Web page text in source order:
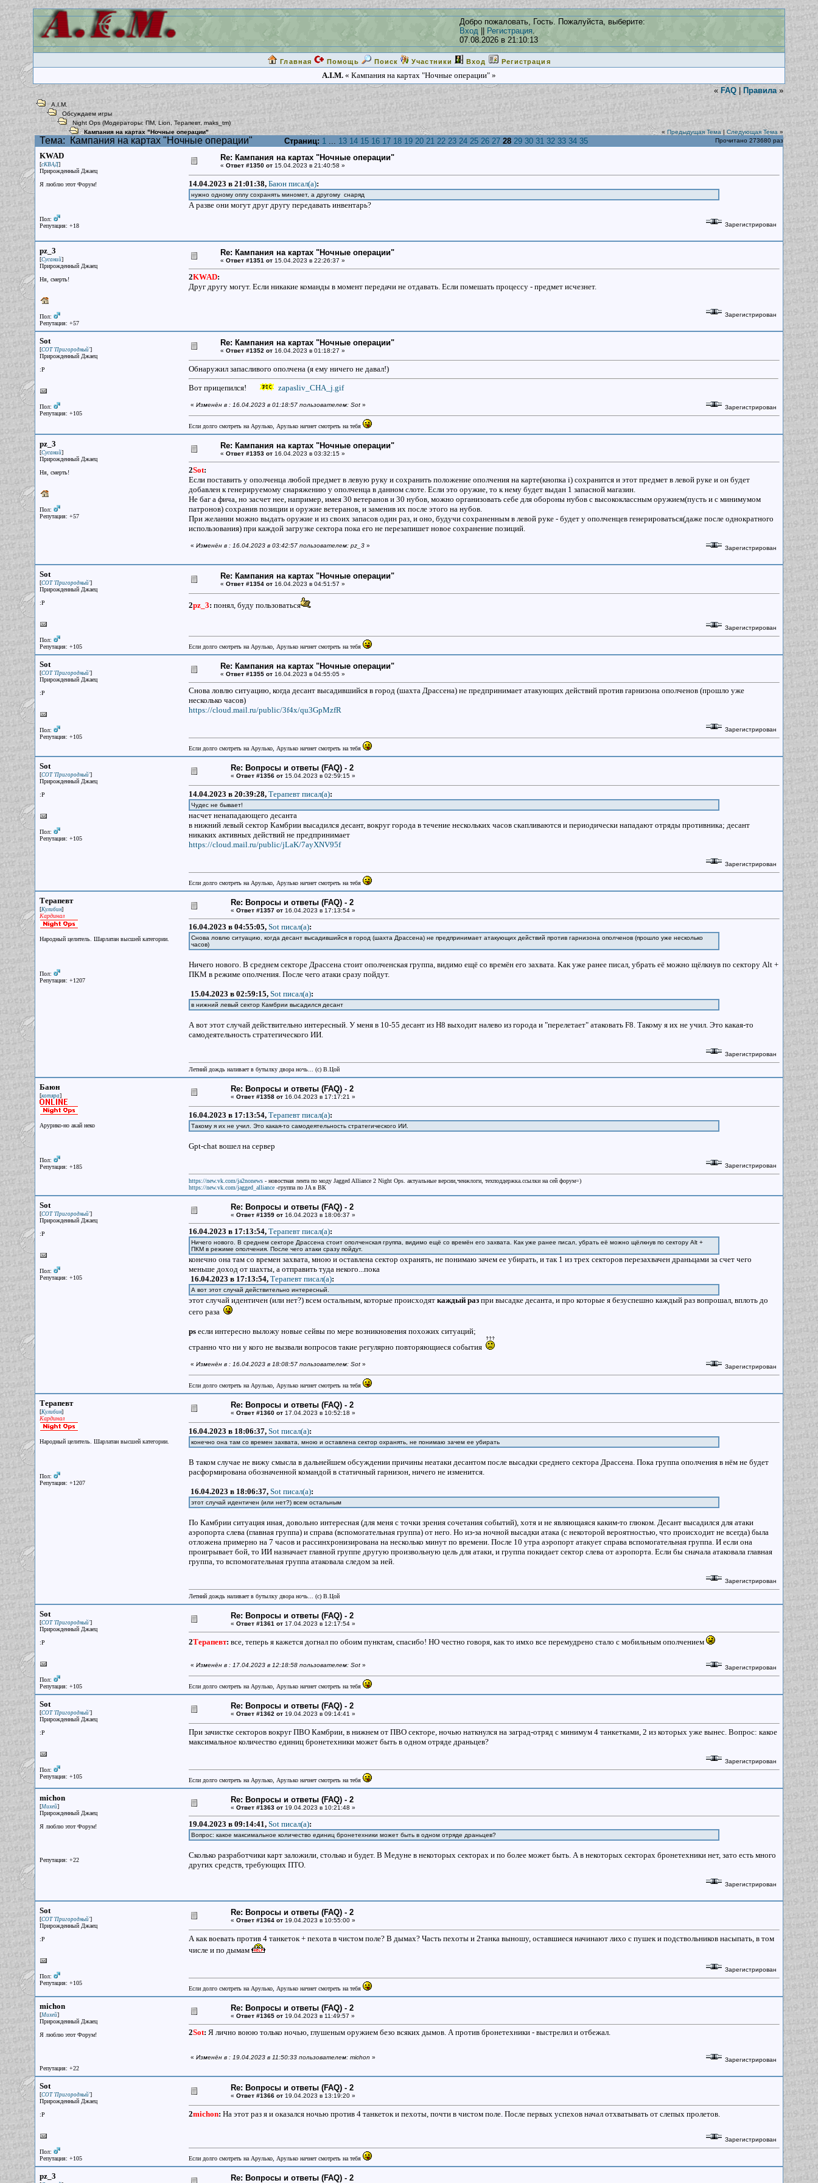
Добро пожаловать, Гость. Пожалуйста, выберите:
Вход
Регистрация.
07.08.2026 в 21:10:13
Главная Помощь Поиск Участники Вход Регистрация
A.I.M. « Кампания на картах "Ночные операции" »
« FAQ | Правила »
A.I.M.
Обсуждаем игры
Night Ops (Модераторы:ПМ Lion Терапевт, maks_tm)
Кампания на картах "Ночные операции"
« Предыдущая Тема | Следующая Тема »
Тема: Кампания на картах "Ночные операции" Страниц: 1 ... 13 14 15 16 17 18 19 20 21 22 23 24 25 26 27 28 29 30 31 32 33 34 35 Прочитано 273680 раз
KWAD
[сКВАД]
Прирожденный Джаец
Я люблю этот Форум!
Пол:
Репутация: +18
Re: Кампания на картах "Ночные операции"
« Ответ #1350 от 15.04.2023 в 21:40:58 »
14.04.2023 в 21:01:38, Баюн писал(a):
нужно одному оплу сохранять миномет, а другому снаряд
А разве они могут друг другу передавать инвентарь?
Зарегистрирован
pz_3
[Сусаний]
Прирожденный Джаец
Ня, смерть!
Пол:
Репутация: +57
Re: Кампания на картах "Ночные операции"
« Ответ #1351 от 15.04.2023 в 22:26:37 »
2KWAD:
Друг другу могут. Если никакие команды в момент передачи не отдавать. Если помешать процессу - предмет исчезнет.
Зарегистрирован
Sot
[СОТ 'Пригородный']
Прирожденный Джаец
:P
Пол:
Репутация: +105
Re: Кампания на картах "Ночные операции"
« Ответ #1352 от 16.04.2023 в 01:18:27 »
Обнаружил запасливого ополчена (я ему ничего не давал!)
Вот прицепился! zapasliv_CHA_j.gif
« Изменён в : 16.04.2023 в 01:18:57 пользователем: Sot » Зарегистрирован
Если долго смотреть на Арулько, Арулько начнет смотреть на тебя
pz_3
[Сусаний]
Прирожденный Джаец
Ня, смерть!
Пол:
Репутация: +57
Re: Кампания на картах "Ночные операции"
« Ответ #1353 от 16.04.2023 в 03:32:15 »
2Sot:
Если поставить у ополченца любой предмет в левую руку и сохранить положение ополчения на карте(кнопка i) сохранится и этот предмет в левой руке и он будет
добавлен к генерируемому снаряжению у ополченца в данном слоте. Если это оружие, то к нему будет выдан 1 запасной магазин.
Не баг а фича, но засчет нее, например, имея 30 ветеранов и 30 нубов, можно организовать себе для обороны нубов с высококлассным оружием(пусть и с минимумом
патронов) сохранив позиции и оружие ветеранов, и заменив их после этого на нубов.
При желании можно выдать оружие и из своих запасов один раз, и оно, будучи сохраненным в левой руке - будет у ополченцев генерироваться(даже после однократного
использования) при каждой загрузке сектора пока его не перезапишет новое сохранение позиций.
« Изменён в : 16.04.2023 в 03:42:57 пользователем: pz_3 » Зарегистрирован
Sot
[СОТ 'Пригородный']
Прирожденный Джаец
:P
Пол:
Репутация: +105
Re: Кампания на картах "Ночные операции"
« Ответ #1354 от 16.04.2023 в 04:51:57 »
2pz_3: понял, буду пользоваться
Зарегистрирован
Если долго смотреть на Арулько, Арулько начнет смотреть на тебя
Sot
[СОТ 'Пригородный']
Прирожденный Джаец
:P
Пол:
Репутация: +105
Re: Кампания на картах "Ночные операции"
« Ответ #1355 от 16.04.2023 в 04:55:05 »
Снова ловлю ситуацию, когда десант высадившийся в город (шахта Драссена) не предпринимает атакующих действий против гарнизона ополченов (прошло уже
несколько часов)
https://cloud.mail.ru/public/3f4x/qu3GpMzfR
Зарегистрирован
Если долго смотреть на Арулько, Арулько начнет смотреть на тебя
Sot
[СОТ 'Пригородный']
Прирожденный Джаец
:P
Пол:
Репутация: +105
Re: Вопросы и ответы (FAQ) - 2
« Ответ #1356 от 15.04.2023 в 02:59:15 »
14.04.2023 в 20:39:28, Терапевт писал(a):
Чудес не бывает!
насчет ненападающего десанта
в нижний левый сектор Камбрии высадился десант, вокруг города в течение нескольких часов скапливаются и периодически нападают отряды противника; десант
никаких активных действий не предпринимает
https://cloud.mail.ru/public/jLaK/7ayXNV95f
Зарегистрирован
Если долго смотреть на Арулько, Арулько начнет смотреть на тебя
Терапевт
[Кулибин]
Кардинал
Народный целитель. Шарлатан высшей категории.
Пол:
Репутация: +1207
Re: Вопросы и ответы (FAQ) - 2
« Ответ #1357 от 16.04.2023 в 17:13:54 »
16.04.2023 в 04:55:05, Sot писал(a):
Снова ловлю ситуацию, когда десант высадившийся в город (шахта Драссена) не предпринимает атакующих действий против гарнизона ополченов (прошло уже несколько
часов)
Ничего нового. В среднем секторе Драссена стоит ополченская группа, видимо ещё со времён его захвата. Как уже ранее писал, убрать её можно щёлкнув по сектору Alt +
ПКМ в режиме ополчения. После чего атаки сразу пойдут.
15.04.2023 в 02:59:15, Sot писал(a):
в нижний левый сектор Камбрии высадился десант
А вот этот случай действительно интересный. У меня в 10-55 десант из H8 выходит налево из города и "перелетает" атаковать F8. Такому я их не учил. Это какая-то
самодеятельность стратегического ИИ.
Зарегистрирован
Летний дождь наливает в бутылку двора ночь... (с) В.Цой
Баюн
[котяра]
Арурико-но акай неко
Пол:
Репутация: +185
Re: Вопросы и ответы (FAQ) - 2
« Ответ #1358 от 16.04.2023 в 17:17:21 »
16.04.2023 в 17:13:54, Терапевт писал(a):
Такому я их не учил. Это какая-то самодеятельность стратегического ИИ.
Gpt-chat вошел на сервер
Зарегистрирован
https://new.vk.com/ja2nonews - новостная лента по моду Jagged Alliance 2 Night Ops. актуальные версии,ченжлоги, техподдержка.ссылки на сей форум=)
https://new.vk.com/jagged_alliance -группа по JA в ВК
Sot
[СОТ 'Пригородный']
Прирожденный Джаец
:P
Пол:
Репутация: +105
Re: Вопросы и ответы (FAQ) - 2
« Ответ #1359 от 16.04.2023 в 18:06:37 »
16.04.2023 в 17:13:54, Терапевт писал(a):
Ничего нового. В среднем секторе Драссена стоит ополченская группа, видимо ещё со времён его захвата. Как уже ранее писал, убрать её можно щёлкнув по сектору Alt +
ПКМ в режиме ополчения. После чего атаки сразу пойдут.
конечно она там со времен захвата, мною и оставлена сектор охранять, не понимаю зачем ее убирать, и так 1 из трех секторов перезахвачен драньцами за счет чего
меньше доход от шахты, а отправить туда некого...пока
16.04.2023 в 17:13:54, Терапевт писал(a):
А вот этот случай действительно интересный.
этот случай идентичен (или нет?) всем остальным, которые происходят каждый раз при высадке десанта, и про которые я безуспешно каждый раз вопрошал, вплоть до
сего раза
ps если интересно выложу новые сейвы по мере возникновения похожих ситуаций;
странно что ни у кого не вызвали вопросов такие регулярно повторяющиеся события
« Изменён в : 16.04.2023 в 18:08:57 пользователем: Sot » Зарегистрирован
Если долго смотреть на Арулько, Арулько начнет смотреть на тебя
Терапевт
[Кулибин]
Кардинал
Народный целитель. Шарлатан высшей категории.
Пол:
Репутация: +1207
Re: Вопросы и ответы (FAQ) - 2
« Ответ #1360 от 17.04.2023 в 10:52:18 »
16.04.2023 в 18:06:37, Sot писал(a):
конечно она там со времен захвата, мною и оставлена сектор охранять, не понимаю зачем ее убирать
В таком случае не вижу смысла в дальнейшем обсуждении причины неатаки десантом после высадки среднего сектора Драссена. Пока группа ополчения в нём не будет
расформирована обозначенной командой в статичный гарнизон, ничего не изменится.
16.04.2023 в 18:06:37, Sot писал(a):
этот случай идентичен (или нет?) всем остальным
По Камбрии ситуация иная, довольно интересная (для меня с точки зрения сочетания событий), хотя и не являющаяся каким-то глюком. Десант высадился для атаки
аэропорта слева (главная группа) и справа (вспомогательная группа) от него. Но из-за ночной высадки атака (с некоторой вероятностью, что происходит не всегда) была
отложена примерно на 7 часов и рассинхронизирована на несколько минут по времени. После 10 утра аэропорт атакует справа вспомогательная группа. И если она
проигрывает бой, то ИИ назначает главной группе другую произвольную цель для атаки, и группа покидает сектор слева от аэропорта. Если бы сначала атаковала главная
группа, то вспомогательная группа атаковала следом за ней.
Зарегистрирован
Летний дождь наливает в бутылку двора ночь... (с) В.Цой
Sot
[СОТ 'Пригородный']
Прирожденный Джаец
:P
Пол:
Репутация: +105
Re: Вопросы и ответы (FAQ) - 2
« Ответ #1361 от 17.04.2023 в 12:17:54 »
2Терапевт: все, теперь я кажется догнал по обоим пунктам, спасибо! НО честно говоря, как то имхо все перемудрено стало с мобильным ополчением
« Изменён в : 17.04.2023 в 12:18:58 пользователем: Sot » Зарегистрирован
Если долго смотреть на Арулько, Арулько начнет смотреть на тебя
Sot
[СОТ 'Пригородный']
Прирожденный Джаец
:P
Пол:
Репутация: +105
Re: Вопросы и ответы (FAQ) - 2
« Ответ #1362 от 19.04.2023 в 09:14:41 »
При зачистке секторов вокруг ПВО Камбрии, в нижнем от ПВО секторе, ночью наткнулся на заград-отряд с минимум 4 танкетками, 2 из которых уже вынес. Вопрос: какое
максимальное количество единиц бронетехники может быть в одном отряде драньцев?
Зарегистрирован
Если долго смотреть на Арулько, Арулько начнет смотреть на тебя
michon
[Михей]
Прирожденный Джаец
Я люблю этот Форум!
Репутация: +22
Re: Вопросы и ответы (FAQ) - 2
« Ответ #1363 от 19.04.2023 в 10:21:48 »
19.04.2023 в 09:14:41, Sot писал(a):
Вопрос: какое максимальное количество единиц бронетехники может быть в одном отряде драньцев?
Сколько разработчики карт заложили, столько и будет. В Медуне в некоторых секторах и по более может быть. А в некоторых секторах бронетехники нет, зато есть много
других средств, требующих ПТО.
Зарегистрирован
Sot
[СОТ 'Пригородный']
Прирожденный Джаец
:P
Пол:
Репутация: +105
Re: Вопросы и ответы (FAQ) - 2
« Ответ #1364 от 19.04.2023 в 10:55:00 »
А как воевать против 4 танкеток + пехота в чистом поле? В дымах? Часть пехоты и 2танка выношу, оставшиеся начинают лихо с пушек и подствольников насыпать, в том
числе и по дымам
Зарегистрирован
Если долго смотреть на Арулько, Арулько начнет смотреть на тебя
michon
[Михей]
Прирожденный Джаец
Я люблю этот Форум!
Репутация: +22
Re: Вопросы и ответы (FAQ) - 2
« Ответ #1365 от 19.04.2023 в 11:49:57 »
2Sot: Я лично воюю только ночью, глушеным оружием безо всяких дымов. А против бронетехники - выстрелил и отбежал.
« Изменён в : 19.04.2023 в 11:50:33 пользователем: michon » Зарегистрирован
Sot
[СОТ 'Пригородный']
Прирожденный Джаец
:P
Пол:
Репутация: +105
Re: Вопросы и ответы (FAQ) - 2
« Ответ #1366 от 19.04.2023 в 13:19:20 »
2michon: На этот раз я и оказался ночью против 4 танкеток и пехоты, почти в чистом поле. После первых успехов начал отхватывать от слепых пролетов.
Зарегистрирован
Если долго смотреть на Арулько, Арулько начнет смотреть на тебя
pz_3 Re: Вопросы и ответы (FAQ) - 2